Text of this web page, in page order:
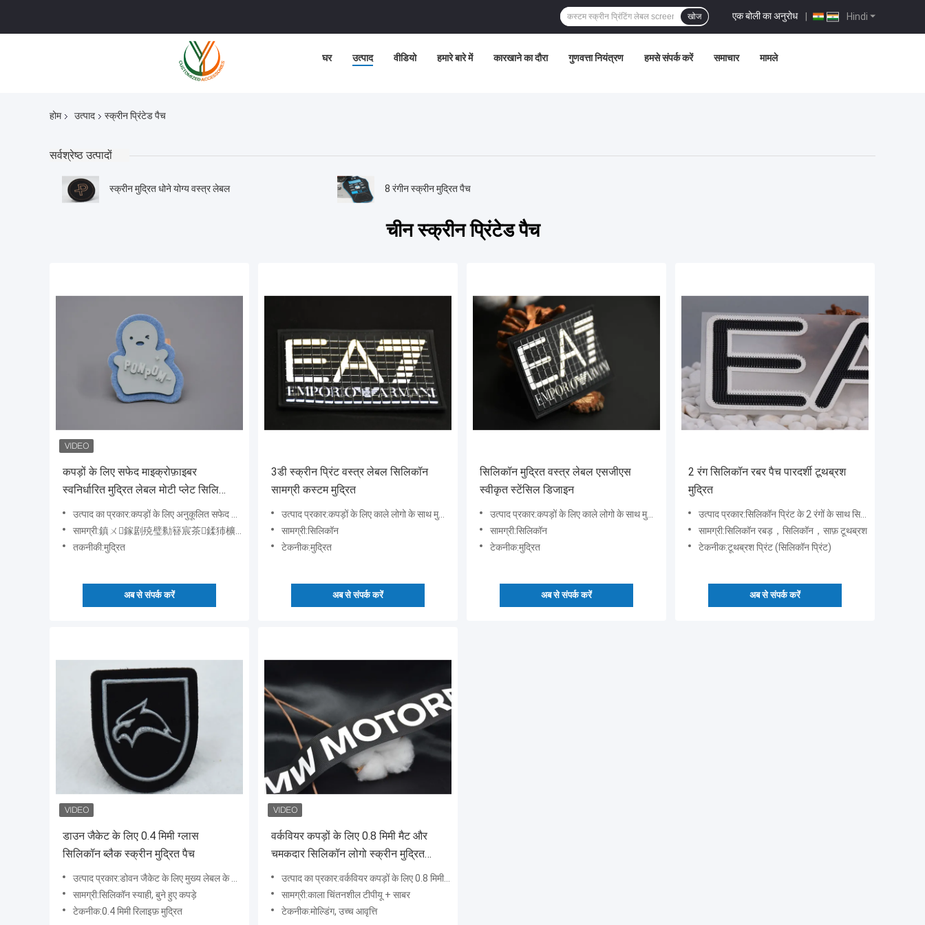
Hindi
एक बोली का अनुरोध |
खोज
घर उत्पाद वीडियो हमारे बारे में कारखाने का दौरा गुणवत्ता नियंत्रण हमसे संपर्क करें समाचार मामले
होम उत्पाद स्क्रीन प्रिंटेड पैच
सर्वश्रेष्ठ उत्पादों
स्क्रीन मुद्रित धोने योग्य वस्त्र लेबल 8 रंगीन स्क्रीन मुद्रित पैच
चीन स्क्रीन प्रिंटेड पैच
कपड़ों के लिए सफेद माइक्रोफ़ाइबर
स्वनिर्धारित मुद्रित लेबल मोटी प्लेट सिलिकॉन
उत्पाद का प्रकार:कपड़ों के लिए अनुकूलित सफेद माइक्रोफाइबर मुद्रित मोटी प्लेट सिलिकॉन लोगो
सामग्री:鎮ㄨ鎵剧殑璧勬簮宸茶鍒犻櫎銆佸凡鏇村悕鎴栨殏鏃朵笉鍙敤銆
तकनीकी:मुद्रित
अब से संपर्क करें
3डी स्क्रीन प्रिंट वस्त्र लेबल सिलिकॉन
सामग्री कस्टम मुद्रित
उत्पाद प्रकार:कपड़ों के लिए काले लोगो के साथ मुद्रित कस्टम सिलिकॉन लेबल
सामग्री:सिलिकॉन
टेकनीक:मुद्रित
अब से संपर्क करें
सिलिकॉन मुद्रित वस्त्र लेबल एसजीएस
स्वीकृत स्टेंसिल डिजाइन
उत्पाद प्रकार:कपड़ों के लिए काले लोगो के साथ मुद्रित कस्टम सिलिकॉन लेबल
सामग्री:सिलिकॉन
टेकनीक:मुद्रित
अब से संपर्क करें
2 रंग सिलिकॉन रबर पैच पारदर्शी टूथब्रश
मुद्रित
उत्पाद प्रकार:सिलिकॉन प्रिंट के 2 रंगों के साथ सिलिकॉन रबर बेस + पारदर्शी टूथब्रश प्रिंट
सामग्री:सिलिकॉन रबड़，सिलिकॉन，साफ़ टूथब्रश
टेकनीक:टूथब्रश प्रिंट (सिलिकॉन प्रिंट)
अब से संपर्क करें
डाउन जैकेट के लिए 0.4 मिमी ग्लास
सिलिकॉन ब्लैक स्क्रीन मुद्रित पैच
उत्पाद प्रकार:डोवन जैकेट के लिए मुख्य लेबल के लिए बुने हुए कपड़े पर 0.4 मिमी ग्लास सिलिकॉन मुद्रित पैच
सामग्री:सिलिकॉन स्याही, बुने हुए कपड़े
टेकनीक:0.4 मिमी रिलाइफ़ मुद्रित
वर्कवियर कपड़ों के लिए 0.8 मिमी मैट और
चमकदार सिलिकॉन लोगो स्क्रीन मुद्रित
उत्पाद का प्रकार:वर्कवियर कपड़ों के लिए 0.8 मिमी मैट और चमकदार सिलिकॉन लोगो स्क्रीन प्रिंटेड लोगो
सामग्री:काला चिंतनशील टीपीयू + साबर
टेकनीक:मोल्डिंग, उच्च आवृत्ति